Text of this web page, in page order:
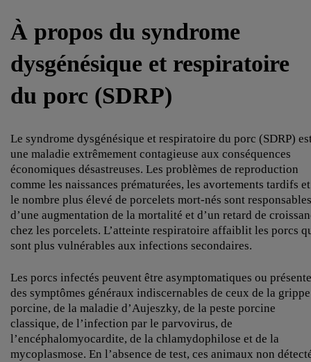
À propos du syndrome
dysgénésique et respiratoire
du porc (SDRP)
Le syndrome dysgénésique et respiratoire du porc (SDRP)
une maladie extrêmement contagieuse aux conséquences
économiques désastreuses. Les problèmes de reproduction
comme les naissances prématurées, les avortements tardifs et
le nombre plus élevé de porcelets mort-nés sont responsables
d’une augmentation de la mortalité et d’un retard de
chez les porcelets. L’atteinte respiratoire affaiblit les porcs
sont plus vulnérables aux infections secondaires.
Les porcs infectés peuvent être asymptomatiques ou
des symptômes généraux indiscernables de ceux de la grippe
porcine, de la maladie d’Aujeszky, de la peste porcine
classique, de l’infection par le parvovirus, de
l’encéphalomyocardite, de la chlamydophilose et de la
mycoplasmose. En l’absence de test, ces animaux non